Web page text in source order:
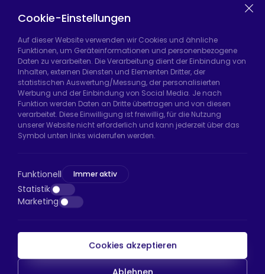
Casters
Hadımköy Fabrik:Atatürk Sanayi Bölgesi,
Uzunçayır Caddesi, No:11 Hadımköy, 34555
Arnavutköy/İstanbul
Telefon: +90 212 640 66 46
E-Mail: export@htsteker.com
D:a, 34045 Bayrampaşa/İstanbul
Telefon:+90 530 044 64 87
E-Mail: info@htsteker.com
HTS-Zahlung
Cookie-Einstellungen
Auf dieser Website verwenden wir Cookies und ähnliche
Funktionen, um Geräteinformationen und personenbezogene
Daten zu verarbeiten. Die Verarbeitung dient der Einbindung von
Inhalten, externen Diensten und Elementen Dritter, der
statistischen Auswertung/Messung, der personalisierten
Werbung und der Einbindung von Social Media. Je nach
Funktion werden Daten an Dritte übertragen und von diesen
verarbeitet. Diese Einwilligung ist freiwillig, für die Nutzung
unserer Website nicht erforderlich und kann jederzeit über das
Symbol unten links widerrufen werden.
Funktionell Immer aktiv
Statistik
Marketing
Cookies akzeptieren
Ablehnen